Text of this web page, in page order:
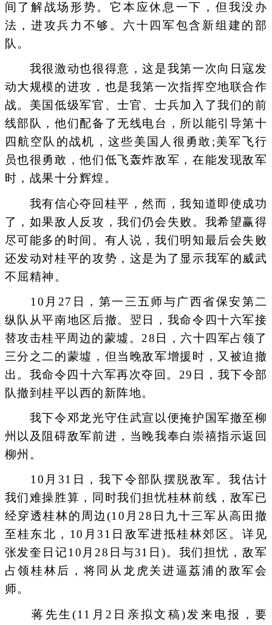
间了解战场形势。它本应休息一下，但我没办
法，进攻兵力不够。六十四军包含新组建的部
队。
我很激动也很得意，这是我第一次向日寇发
动大规模的进攻，也是我第一次指挥空地联合作
战。美国低级军官、士官、士兵加入了我们的前
线部队，他们配备了无线电台，所以能引导第十
四航空队的战机，这些美国人很勇敢;美军飞行
员也很勇敢，他们低飞轰炸敌军，在能发现敌军
时，战果十分辉煌。
我有信心夺回桂平，然而，我知道即使成功
了，如果敌人反攻，我们仍会失败。我希望赢得
尽可能多的时间。有人说，我们明知最后会失败
还发动对桂平的攻势，这是为了显示我军的威武
不屈精神。
10月27日，第一三五师与广西省保安第二
纵队从平南地区后撤。翌日，我命令四十六军接
替攻击桂平周边的蒙墟。28日，六十四军占领了
三分之二的蒙墟，但当晚敌军增援时，又被迫撤
出。我命令四十六军再次夺回。29日，我下令部
队撤到桂平以西的新阵地。
我下令邓龙光守住武宣以便掩护国军撤至柳
州以及阻碍敌军前进，当晚我奉白崇禧指示返回
柳州。
10月31日，我下令部队摆脱敌军。我估计
我们难操胜算，同时我们担忧桂林前线，敌军已
经穿透桂林的周边(10月28日九十三军从高田撤
至桂东北，10月31日敌军进抵桂林郊区。详见
张发奎日记10月28日与31日)。我们担忧，敌军
占领桂林后，将同从龙虎关进逼荔浦的敌军会
师。
蒋先生(11月2日亲拟文稿)发来电报，要